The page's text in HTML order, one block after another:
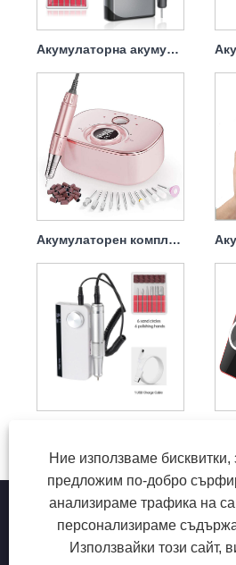
Акумулаторна акумулаторна бормашина за нокти Professional 45w 40000rpm
Ние използваме бисквитки,
предложим по-добро
анализираме трафика на
персонализираме
Използвайки този сайт,
Copyright © 2025 Shenzhen Ruina